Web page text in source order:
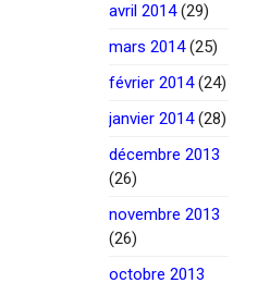
avril 2014(29)
mars 2014(25)
février 2014(24)
janvier 2014(28)
décembre 2013
(26)
novembre 2013
(26)
octobre 2013